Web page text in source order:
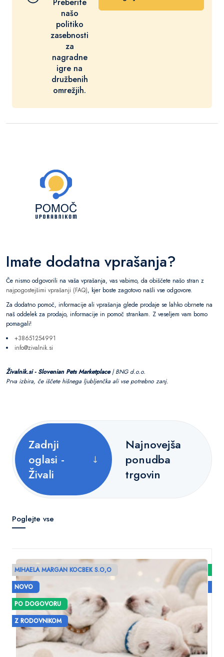
našo
politiko
zasebnosti
za
nagradne
igre na
družbenih
omrežjih.
Imate dodatna vprašanja?
Če nismo odgovorili na vaša vprašanja, vas vabimo, da obiščete našo stran z
najpogostejšimi vprašanji (FAQ), kjer boste zagotovo našli vse odgovore.
Za dodatno pomoč, informacije ali vprašanja glede prodaje se lahko obrnete na
naš oddelek za prodajo, informacije in pomoč strankam. Z veseljem vam bomo
pomagali!
+38651254991
info@zivalnik.si
Živalnik.si - Slovenian Pets Marketplace| BNG d.o.o.
Prva izbira, če iščete hišnega ljubljenčka ali vse potrebno zanj.
Zadnji
oglasi -
Živali
Najnovejša
ponudba
trgovin
Poglejte vse
MIHAELA MARGAN KOCBEK S.O,O
NOVO
PO DOGOVORU
Z RODOVNIKOM